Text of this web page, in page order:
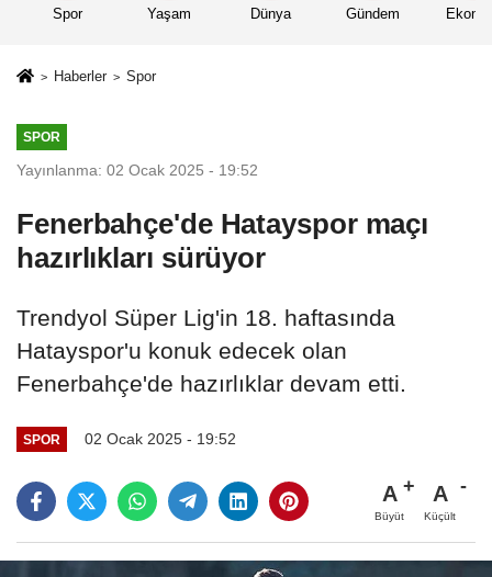
Spor Yaşam Dünya Gündem
Haberler Spor
SPOR
Yayınlanma: 02 Ocak 2025 - 19:52
Fenerbahçe'de Hatayspor maçı
hazırlıkları sürüyor
Trendyol Süper Lig'in 18. haftasında
Hatayspor'u konuk edecek olan
Fenerbahçe'de hazırlıklar devam etti.
SPOR 02 Ocak 2025 - 19:52
A
Büyüt
A
Küçült